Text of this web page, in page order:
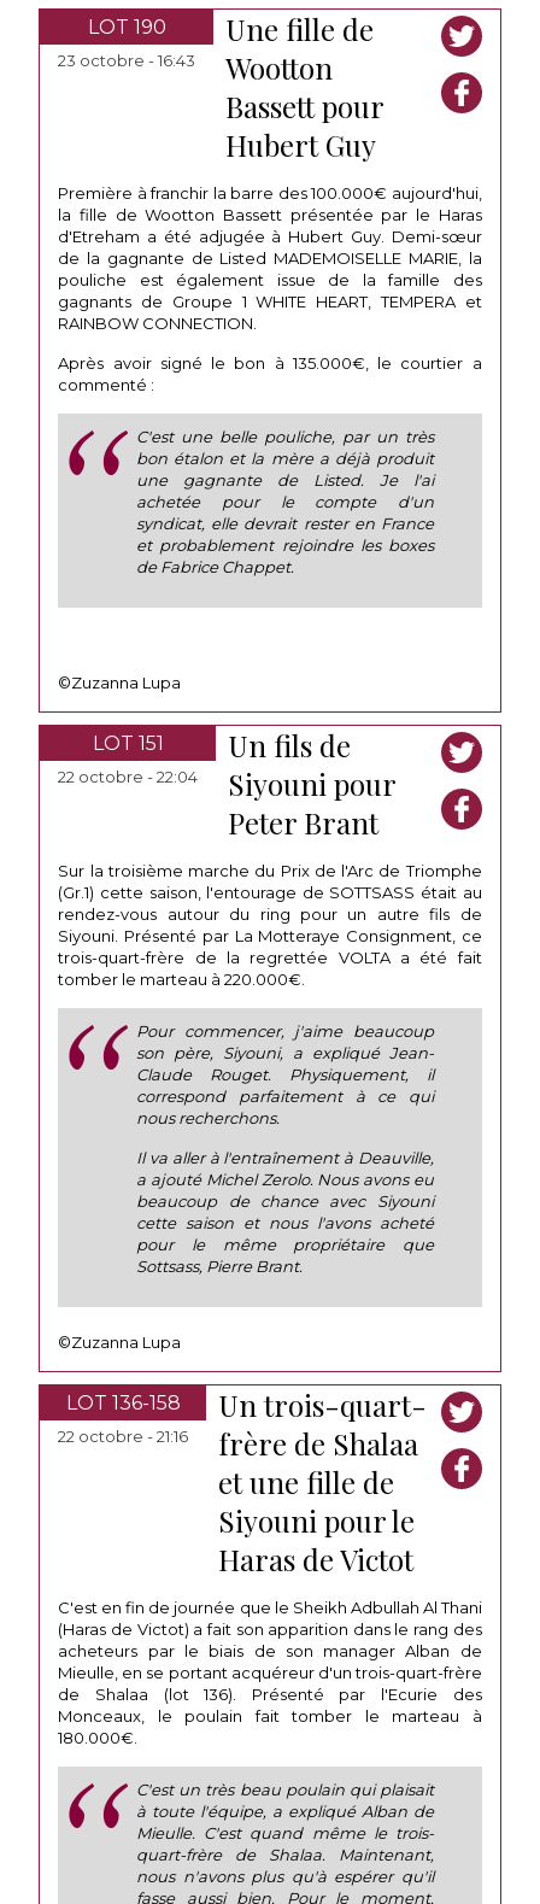
LOT 190
23 octobre - 16:43
Une fille de
Wootton
Bassett pour
Hubert Guy
Première à franchir la barre des 100.000€ aujourd'hui,
la fille de Wootton Bassett présentée par le Haras
d'Etreham a été adjugée à Hubert Guy. Demi-sœur
de la gagnante de Listed MADEMOISELLE MARIE, la
pouliche est également issue de la famille des
gagnants de Groupe 1 WHITE HEART, TEMPERA et
RAINBOW CONNECTION.
Après avoir signé le bon à 135.000€, le courtier a
commenté :
C'est une belle pouliche, par un très
bon étalon et la mère a déjà produit
une gagnante de Listed. Je l'ai
achetée pour le compte d'un
syndicat, elle devrait rester en France
et probablement rejoindre les boxes
de Fabrice Chappet.
©Zuzanna Lupa
LOT 151
22 octobre - 22:04
Un fils de
Siyouni pour
Peter Brant
Sur la troisième marche du Prix de l'Arc de Triomphe
(Gr.1) cette saison, l'entourage de SOTTSASS était au
rendez-vous autour du ring pour un autre fils de
Siyouni. Présenté par La Motteraye Consignment, ce
trois-quart-frère de la regrettée VOLTA a été fait
tomber le marteau à 220.000€.
Pour commencer, j'aime beaucoup
son père, Siyouni, a expliqué Jean-
Claude Rouget. Physiquement, il
correspond parfaitement à ce qui
nous recherchons.
Il va aller à l'entraînement à Deauville,
a ajouté Michel Zerolo. Nous avons eu
beaucoup de chance avec Siyouni
cette saison et nous l'avons acheté
pour le même propriétaire que
Sottsass, Pierre Brant.
©Zuzanna Lupa
LOT 136-158
22 octobre - 21:16
Un trois-quart-
frère de Shalaa
et une fille de
Siyouni pour le
Haras de Victot
C'est en fin de journée que le Sheikh Adbullah Al Thani
(Haras de Victot) a fait son apparition dans le rang des
acheteurs par le biais de son manager Alban de
Mieulle, en se portant acquéreur d'un trois-quart-frère
de Shalaa (lot 136). Présenté par l'Ecurie des
Monceaux, le poulain fait tomber le marteau à
180.000€.
C'est un très beau poulain qui plaisait
à toute l'équipe, a expliqué Alban de
Mieulle. C'est quand même le trois-
quart-frère de Shalaa. Maintenant,
nous n'avons plus qu'à espérer qu'il
fasse aussi bien. Pour le moment,